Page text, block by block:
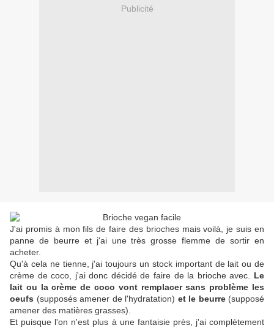
Publicité
J'ai promis à mon fils de faire des brioches mais voilà, je suis en
panne de beurre et j'ai une très grosse flemme de sortir en
acheter.
Qu'à cela ne tienne, j'ai toujours un stock important de lait ou de
crème de coco, j'ai donc décidé de faire de la brioche avec. Le
lait ou la crème de coco vont remplacer sans problème les
oeufs (supposés amener de l'hydratation) et le beurre(supposé
amener des matières grasses).
Et puisque l'on n'est plus à une fantaisie près, j'ai complètement